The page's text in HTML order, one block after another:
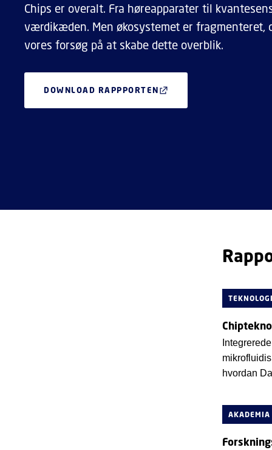
Chips er overalt. Fra høreapparater til
værdikæden. Men økosystemet er fragmenteret,
vores forsøg på at skabe dette overblik.
DOWNLOAD RAPPPORTEN
hvordan
AKADEMIA